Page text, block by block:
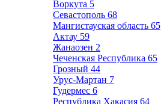
Воркута 5
Севастополь 68
Мангистауская область 65
Актау 59
Жанаозен 2
Чеченская Республика 65
Грозный 44
Урус-Мартан 7
Гудермес 6
Республика Хакасия 64